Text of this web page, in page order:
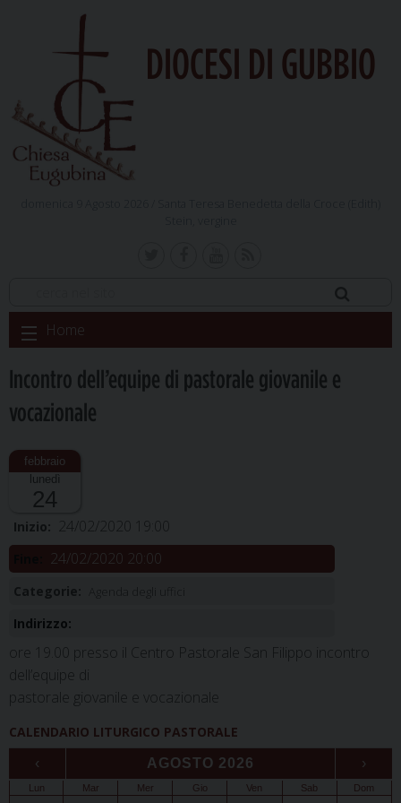
DIOCESI DI GUBBIO
Skip
to
Home
Incontro dell’equipe di pastorale giovanile e
vocazionale
lunedì
24
Inizio: 24/02/2020 19:00
24/02/2020 20:00
Categorie:
Indirizzo:
ore 19.00 presso il Centro Pastorale San Filippo incontro
dell’equipe di
pastorale giovanile e vocazionale
CALENDARIO LITURGICO PASTORALE
‹ AGOSTO 2026 ›
Lun Mar Mer Gio Ven Sab Dom